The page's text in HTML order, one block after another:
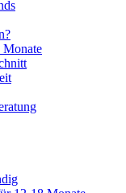
Monate